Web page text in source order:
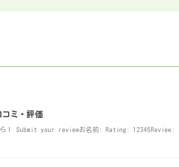
コミ・評価
ら！ Submit your reviewお名前: Rating: 12345Review: